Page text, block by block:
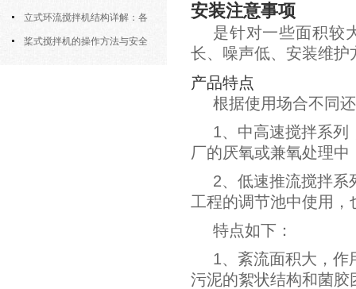
筒式曝气机的结构优势与适用场景
立式环流搅拌机结构详解：各
部件的功能与协同
桨式搅拌机的操作方法与安全
安装注意事项
是针对一些面积较
长、噪声低、安装维
产品特点
根据使用场合不同
1、中高速搅拌系列
厂的厌氧或兼氧处理中
2、低速推流搅拌系
工程的调节池中使用
特点如下：
1、紊流面积大，作
污泥的絮状结构和菌胶